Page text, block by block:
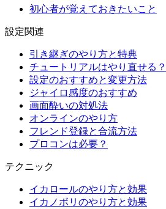
初心者が覚えておきたいこと
設定関連
引き継ぎのやり方と特典
チュートリアルはやり直せる？
設定のおすすめと変更方法
ジャイロ感度のおすすめ
画面酔いの対処法
オンラインのやり方
フレンド登録と合流方法
プロコンは必要？
テクニック
イカロールのやり方と効果
イカノボリのやり方と効果